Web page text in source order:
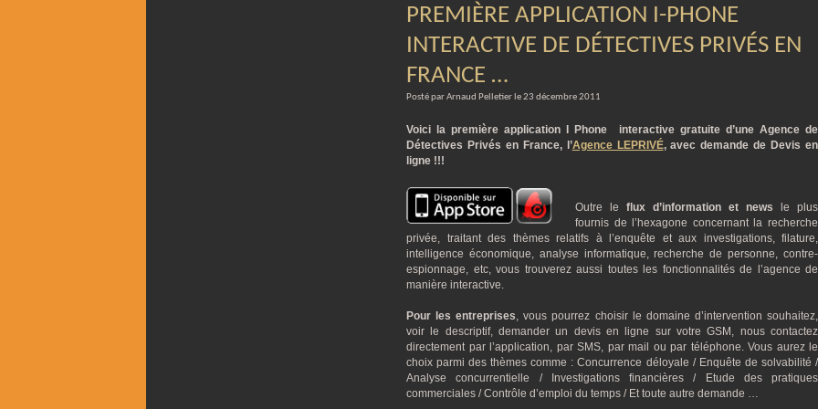
PREMIÈRE APPLICATION I-PHONE
INTERACTIVE DE DÉTECTIVES PRIVÉS EN
FRANCE …
Posté par Arnaud Pelletier le 23 décembre 2011
Voici la première application I Phone interactive gratuite d’une Agence de
Détectives Privés en France, l’Agence LEPRIVÉ, avec demande de Devis en
ligne !!!
Outre le flux d’information et news le plus
fournis de l’hexagone concernant la recherche
privée, traitant des thèmes relatifs à l’enquête et aux investigations, filature,
intelligence économique, analyse informatique, recherche de personne, contre-
espionnage, etc, vous trouverez aussi toutes les fonctionnalités de l’agence de
manière interactive.
Pour les entreprises, vous pourrez choisir le domaine d’intervention souhaitez,
voir le descriptif, demander un devis en ligne sur votre GSM, nous contactez
directement par l’application, par SMS, par mail ou par téléphone. Vous aurez le
choix parmi des thèmes comme : Concurrence déloyale / Enquête de solvabilité /
Analyse concurrentielle / Investigations financières / Etude des pratiques
commerciales / Contrôle d’emploi du temps / Et toute autre demande …